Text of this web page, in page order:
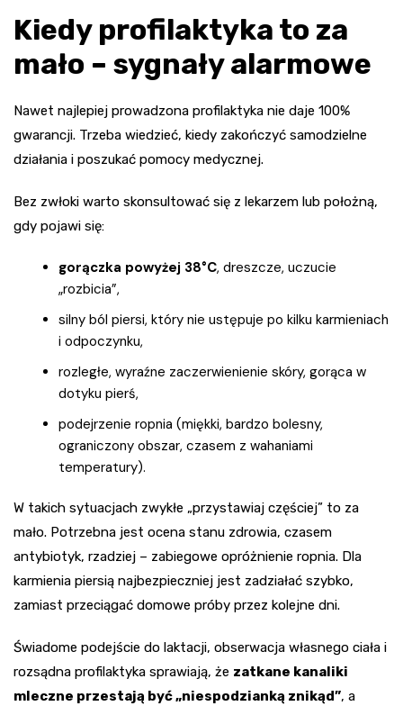
Kiedy profilaktyka to za
mało – sygnały alarmowe
Nawet najlepiej prowadzona profilaktyka nie daje 100%
gwarancji. Trzeba wiedzieć, kiedy zakończyć samodzielne
działania i poszukać pomocy medycznej.
Bez zwłoki warto skonsultować się z lekarzem lub położną,
gdy pojawi się:
gorączka powyżej 38°C, dreszcze, uczucie
„rozbicia”,
silny ból piersi, który nie ustępuje po kilku karmieniach
i odpoczynku,
rozległe, wyraźne zaczerwienienie skóry, gorąca w
dotyku pierś,
podejrzenie ropnia (miękki, bardzo bolesny,
ograniczony obszar, czasem z wahaniami
temperatury).
W takich sytuacjach zwykłe „przystawiaj częściej” to za
mało. Potrzebna jest ocena stanu zdrowia, czasem
antybiotyk, rzadziej – zabiegowe opróżnienie ropnia. Dla
karmienia piersią najbezpieczniej jest zadziałać szybko,
zamiast przeciągać domowe próby przez kolejne dni.
Świadome podejście do laktacji, obserwacja własnego ciała i
rozsądna profilaktyka sprawiają, że zatkane kanaliki
mleczne przestają być „niespodzianką znikąd”, a